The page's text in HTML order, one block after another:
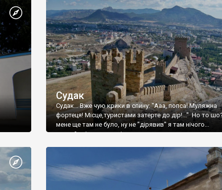
Судак
Судак... Вже чую крики в спину: "Ааа, попса! Муляжна
фортеця! Місце,туристами затерте до дір!..." Но то
мене ще там не було, ну не "дірявив" я там нічого...
принаймні до цього літа.